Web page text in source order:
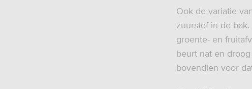
Ook de variatie
zuurstof in de
groente- en
beurt nat en
bovendien voor